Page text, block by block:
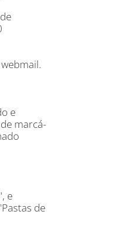
e
marcá-
e
de